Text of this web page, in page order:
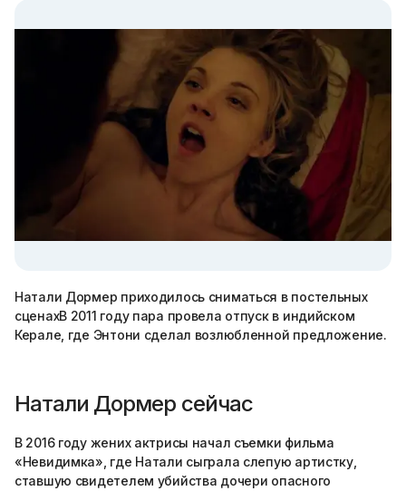
Натали Дормер приходилось сниматься в постельных
сценахВ 2011 году пара провела отпуск в индийском
Керале, где Энтони сделал возлюбленной предложение.
Натали Дормер сейчас
В 2016 году жених актрисы начал съемки фильма
«Невидимка», где Натали сыграла слепую артистку,
ставшую свидетелем убийства дочери опасного